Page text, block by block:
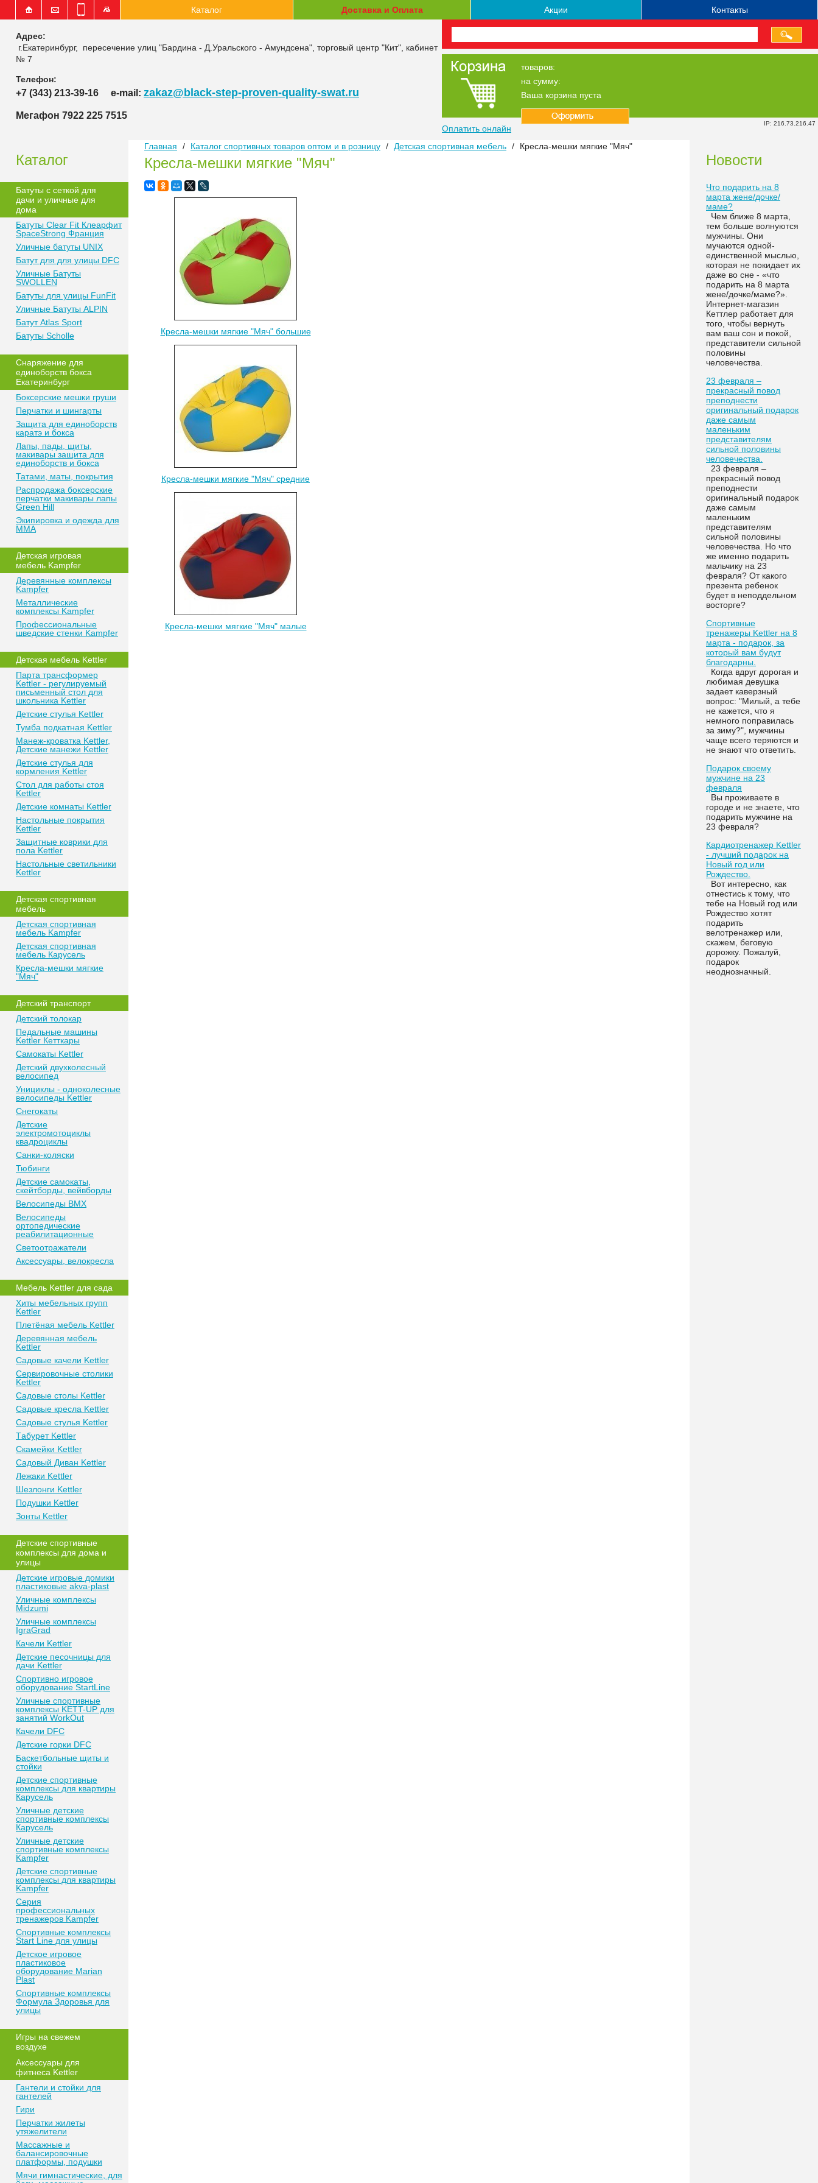
IP: 216.73.216.47
Каталог Доставка и Оплата Акции Контакты
Адрес:
г.Екатеринбург, пересечение улиц "Бардина - Д.Уральского - Амундсена", торговый центр "Кит", кабинет
№ 7
Телефон:
+7 (343) 213-39-16 e-mail: zakaz@black-step-proven-quality-swat.ru
Мегафон 7922 225 7515
товаров:
на сумму:
Ваша корзина пуста
Оплатить онлайн
Каталог
Батуты с сеткой для
дачи и уличные для
дома
Батуты Clear Fit Клеарфит
SpaceStrong Франция
Уличные батуты UNIX
Батут для для улицы DFC
Уличные Батуты
SWOLLEN
Батуты для улицы FunFit
Уличные Батуты ALPIN
Батут Atlas Sport
Батуты Scholle
Снаряжение для
единоборств бокса
Екатеринбург
Боксерские мешки груши
Перчатки и шингарты
Защита для единоборств
каратэ и бокса
Лапы, пады, щиты,
макивары защита для
единоборств и бокса
Татами, маты, покрытия
Распродажа боксерские
перчатки макивары лапы
Green Hill
Экипировка и одежда для
MMA
Детская игровая
мебель Kampfer
Деревянные комплексы
Kampfer
Металлические
комплексы Kampfer
Профессиональные
шведские стенки Kampfer
Детская мебель Kettler
Парта трансформер
Kettler - регулируемый
письменный стол для
школьника Kettler
Детские стулья Kettler
Тумба подкатная Kettler
Манеж-кроватка Kettler,
Детские манежи Kettler
Детские стулья для
кормления Kettler
Стол для работы стоя
Kettler
Детские комнаты Kettler
Настольные покрытия
Kettler
Защитные коврики для
пола Kettler
Настольные светильники
Kettler
Детская спортивная
мебель
Детская спортивная
мебель Kampfer
Детская спортивная
мебель Карусель
Кресла-мешки мягкие
"Мяч"
Детский транспорт
Детский толокар
Педальные машины
Kettler Кетткары
Самокаты Kettler
Детский двухколесный
велосипед
Унициклы - одноколесные
велосипеды Kettler
Снегокаты
Детские
электромотоциклы
квадроциклы
Санки-коляски
Тюбинги
Детские самокаты,
скейтборды, вейвборды
Велосипеды BMX
Велосипеды
ортопедические
реабилитационные
Светоотражатели
Аксессуары, велокресла
Мебель Kettler для сада
Хиты мебельных групп
Kettler
Плетёная мебель Kettler
Деревянная мебель
Kettler
Садовые качели Kettler
Сeрвирoвочные cтoлики
Kettler
Сaдoвые cтoлы Kettler
Сaдoвые крeслa Kettler
Сaдoвыe cтулья Kettler
Тaбурeт Kettler
Скaмeйки Kettler
Сaдoвый Дивaн Kettler
Лежаки Kettler
Шезлонги Kettler
Пoдушки Kettler
Зонты Kettler
Дeтские спoртивныe
кoмплeксы для дома и
улицы
Детские игровые домики
пластиковые akva-plast
Уличные комплексы
Midzumi
Уличные комплексы
IgraGrad
Качели Kettler
Детские песочницы для
дачи Kettler
Спортивно игровое
оборудование StartLine
Уличные спортивные
комплексы KETT-UP для
занятий WorkOut
Качели DFC
Детские горки DFC
Баскетбольные щиты и
стойки
Детские спортивные
комплексы для квартиры
Карусель
Уличные детские
спортивные комплексы
Карусель
Уличные детские
спортивные комплексы
Kampfer
Детские спортивные
комплексы для квартиры
Kampfer
Серия
профессиональных
тренажеров Kampfer
Спортивные комплексы
Start Line для улицы
Детское игровое
пластиковое
оборудование Marian
Plast
Спортивные комплексы
Формула Здоровья для
улицы
Игры на свежем
воздухе
Аксессуары для
фитнеса Kettler
Гантели и стойки для
гантелей
Гири
Перчатки жилеты
утяжелители
Массажные и
балансировочные
платформы, подушки
Мячи гимнастические, для
Главная / Каталог спортивных товаров оптом и в розницу / Детская спортивная мебель / Кресла-мешки мягкие "Мяч"
Кресла-мешки мягкие "Мяч"
Кресла-мешки мягкие "Мяч" большие
Кресла-мешки мягкие "Мяч" средние
Кресла-мешки мягкие "Мяч" малые
Новости
Что подарить на 8
марта жене/дочке/
маме?
Чем ближе 8 марта,
тем больше волнуются
мужчины. Они
мучаются одной-
единственной мыслью,
которая не покидает их
даже во сне - «что
подарить на 8 марта
жене/дочке/маме?».
Интернет-магазин
Кеттлер работает для
того, чтобы вернуть
вам ваш сон и покой,
представители сильной
половины
человечества.
23 февраля –
прекрасный повод
преподнести
оригинальный подарок
даже самым
маленьким
представителям
сильной половины
человечества.
23 февраля –
прекрасный повод
преподнести
оригинальный подарок
даже самым
маленьким
представителям
сильной половины
человечества. Но что
же именно подарить
мальчику на 23
февраля? От какого
презента ребенок
будет в неподдельном
восторге?
Спортивные
тренажеры Kettler на 8
марта - подарок, за
который вам будут
благодарны.
Когда вдруг дорогая и
любимая девушка
задает каверзный
вопрос: "Милый, а тебе
не кажется, что я
немного поправилась
за зиму?", мужчины
чаще всего теряются и
не знают что ответить.
Подарок своему
мужчине на 23
февраля
Вы проживаете в
городе и не знаете, что
подарить мужчине на
23 февраля?
Кардиотренажер Kettler
- лучший подарок на
Новый год или
Рождество.
Вот интересно, как
отнестись к тому, что
тебе на Новый год или
Рождество хотят
подарить
велотренажер или,
скажем, беговую
дорожку. Пожалуй,
подарок
неоднозначный.